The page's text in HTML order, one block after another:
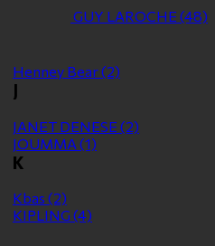
GUY LAROCHE (48)
Henney Bear(2)
J
JANET DENESE (2)
JOUMMA (1)
K
Kbas (2)
KIPLING (4)